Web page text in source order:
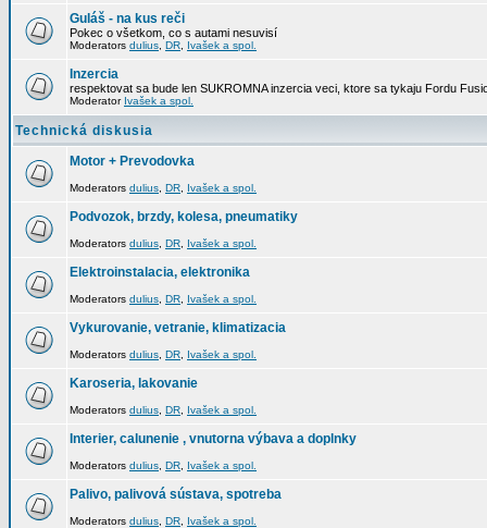
Guláš - na kus reči
Pokec o všetkom, co s autami nesuvisí
Moderators dulius DR Ivašek a spol.
Inzercia
respektovat sa bude len SUKROMNA inzercia veci, ktore sa tykaju Fordu
Moderator Ivašek a spol.
Technická diskusia
Motor + Prevodovka
Moderators dulius DR Ivašek a spol.
Podvozok, brzdy, kolesa, pneumatiky
Moderators dulius DR Ivašek a spol.
Elektroinstalacia, elektronika
Moderators dulius DR Ivašek a spol.
Vykurovanie, vetranie, klimatizacia
Moderators dulius DR Ivašek a spol.
Karoseria, lakovanie
Moderators dulius DR Ivašek a spol.
Interier, calunenie , vnutorna výbava a doplnky
Moderators dulius DR Ivašek a spol.
Palivo, palivová sústava, spotreba
Moderators dulius DR Ivašek a spol.